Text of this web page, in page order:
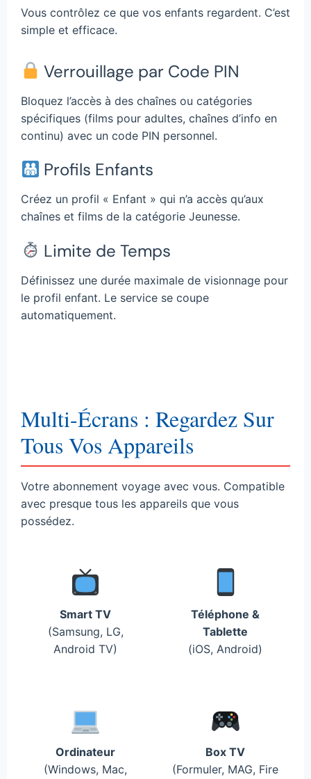
Vous contrôlez ce que vos enfants regardent. C’est
simple et efficace.
Verrouillage par Code PIN
Bloquez l’accès à des chaînes ou catégories
spécifiques (films pour adultes, chaînes d’info en
continu) avec un code PIN personnel.
Profils Enfants
Créez un profil « Enfant » qui n’a accès qu’aux
chaînes et films de la catégorie Jeunesse.
Limite de Temps
Définissez une durée maximale de visionnage pour
le profil enfant. Le service se coupe
automatiquement.
Multi-Écrans : Regardez Sur
Tous Vos Appareils
Votre abonnement voyage avec vous. Compatible
avec presque tous les appareils que vous
possédez.
Smart TV
(Samsung, LG,
Android TV)
Téléphone &
Tablette
(iOS, Android)
Ordinateur
(Windows, Mac,
Box TV
(Formuler, MAG, Fire